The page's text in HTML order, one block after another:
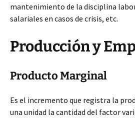
mantenimiento de la disciplina
salariales en casos de crisis, etc.
Producción y
Producto Marginal
Es el incremento que registra la
una unidad la cantidad del factor